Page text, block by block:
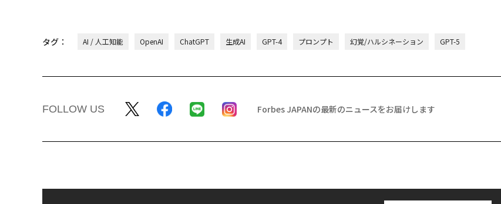
タグ： AI / 人工知能 OpenAI ChatGPT 生成AI GPT-4 プロンプト 幻覚/ハルシネーション GPT-5
FOLLOW US Forbes JAPANの最新のニュースをお届けします